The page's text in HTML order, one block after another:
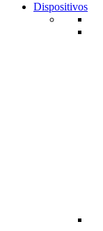
Dispositivos